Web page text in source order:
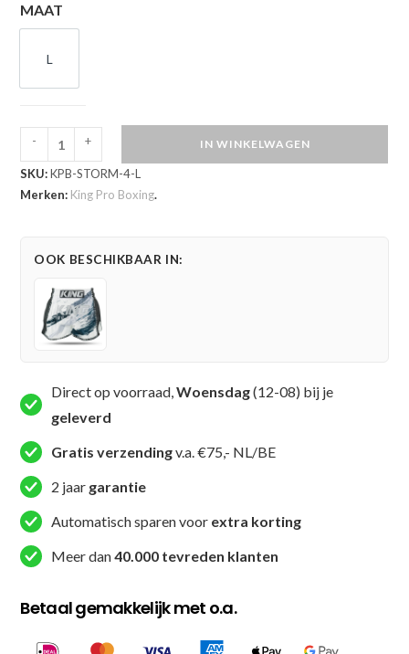
MAAT
L
L
Pro
Boxing
STORM
- + IN WINKELWAGEN
SKU:KPB-STORM-4-L
Merken: King Pro Boxing.
OOK BESCHIKBAAR IN:
Direct op voorraad,Woensdag(12-08) bij je
geleverd
Gratis verzendingv.a. €75,- NL/BE
2 jaar garantie
Automatisch sparen voor extra korting
Meer dan40.000 tevreden klanten
Betaal gemakkelijk met o.a.